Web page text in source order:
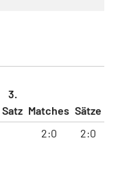
3.
Satz Matches Sätze
2:0 2:0